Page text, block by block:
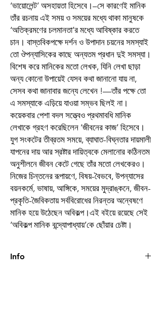
‘ভায়োলেন্ট’ অসহায়তা হিসেবে।–সে কারণেই মানিক
তাঁর রচনায় এই সময় ও সময়ের মধ্যে থাকা মানুষকে
‘অতিক্রমণের চলমানতা’র মধ্যে আবিষ্কার করতে
চান। বাস্তবিকপক্ষে দর্শন ও উপাদান চয়নের সমস্যাই
তো ঔপন্যাসিকের কাছে অন্যতম প্রধান দুই সমস্যা।
বিশেষ করে মানিকের মতো লেখক, যিনি লেখা ছাড়া
অন্য কোনো উপায়েই যেসব কথা জানানো যায় না,
সেসব কথা জানাবার জন্যে লেখেন !—তাঁর পক্ষে তো
এ সমস্যাকে এড়িয়ে যাওয়া সম্ভব ছিলই না।
কয়েকবার পেশা বদল সত্ত্বেও প্রথমাবধি মানিক
লেখাকে গ্রহণ করেছিলেন ‘জীবনের কাজ’ হিসেবে।
যুগ সংকটের তীব্রতম সময়ে, ব্যাঘাত-বিঘ্নতার দায়মালী
যাপনের দায় আর স্রষ্টার দায়িত্বকে মেলানোর কঠিনতম
অনুশীলনে জীবন কেটে গেছে তাঁর মতো লেখকেরও।
নিজের চিন্তনের রূপায়ণে, বিষয়-বৈভবে, উপন্যাসের
বয়নকর্মে, ভাষায়, আঙ্গিকে, সময়ের মুদ্রাঙ্কনে, জীবন-
প্রকৃতি-জৈবিকতায় সর্ববিরোধের নিরন্তর অন্বেষণে
মানিক হয়ে উঠেছেন অবিকল্প।এই বইয়ে রয়েছে সেই
‘অবিকল্প মানিক বন্দ্যোপাধ্যায়’কে ছোঁয়ার চেষ্টা।
Info